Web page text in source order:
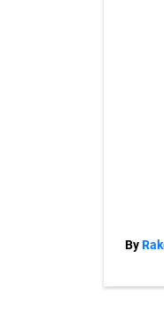
By